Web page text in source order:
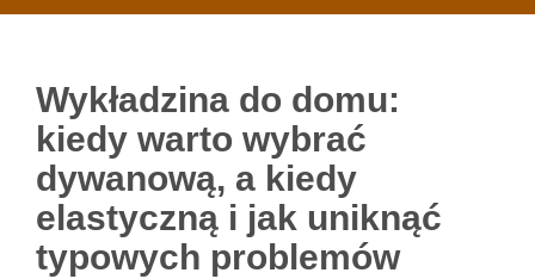
Wykładzina do domu:
kiedy warto wybrać
dywanową, a kiedy
elastyczną i jak uniknąć
typowych problemów